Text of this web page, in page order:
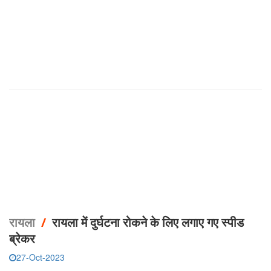
रायला/रायला में दुर्घटना रोकने के लिए लगाए गए स्पीड
ब्रेकर
27-Oct-2023